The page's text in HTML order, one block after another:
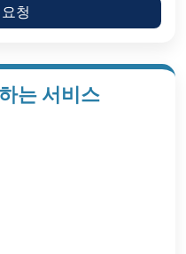
청
는 서비스